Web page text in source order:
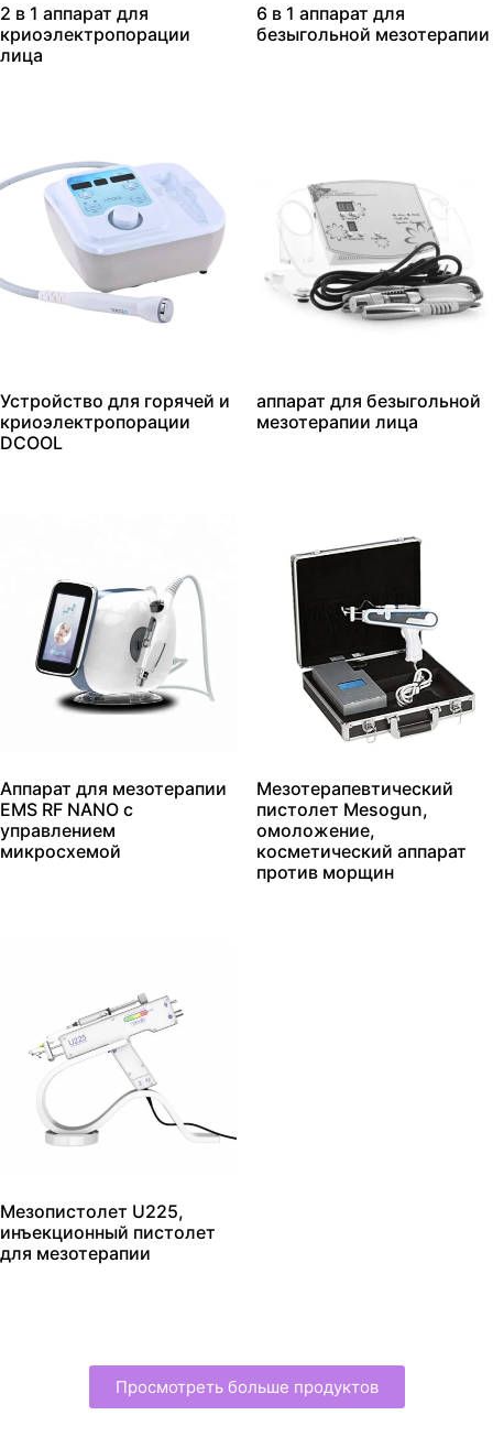
2 в 1 аппарат для
криоэлектропорации
лица
6 в 1 аппарат для
безыгольной мезотерапии
Устройство для горячей и
криоэлектропорации
DCOOL
аппарат для безыгольной
мезотерапии лица
Аппарат для мезотерапии
EMS RF NANO с
управлением
микросхемой
Мезотерапевтический
пистолет Mesogun,
омоложение,
косметический аппарат
против морщин
Мезопистолет U225,
инъекционный пистолет
для мезотерапии
Просмотреть больше продуктов